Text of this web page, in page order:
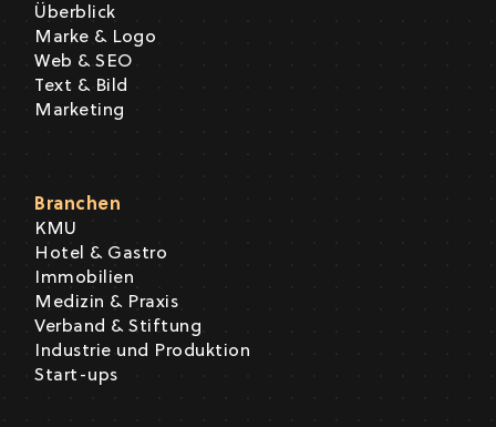
Überblick
Marke & Logo
Web & SEO
Text & Bild
Marketing
Branchen
KMU
Hotel & Gastro
Immobilien
Medizin & Praxis
Verband & Stiftung
Industrie und Produktion
Start-ups